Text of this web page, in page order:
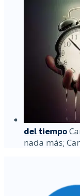
del tiempo
nada más;